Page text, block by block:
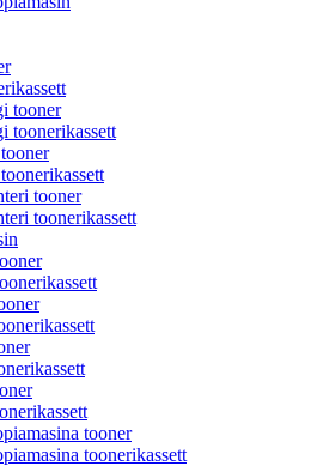
tooner
toonerikassett
tooner
toonerikassett
tooner
toonerikassett